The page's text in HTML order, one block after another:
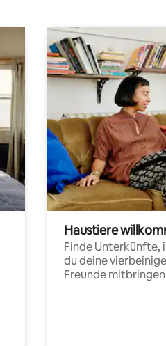
Haustiere
Finde Unterkünfte,
du deine
Freunde